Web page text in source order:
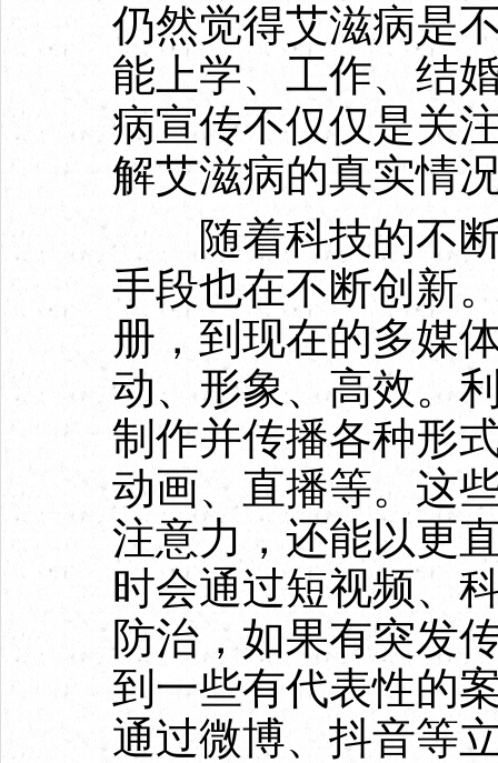
仍然觉得艾滋病是
能上学、工作、结
病宣传不仅仅是关
解艾滋病的真实情
随着科技的不断
手段也在不断创新
册，到现在的多媒
动、形象、高效。
制作并传播各种形
动画、直播等。这
注意力，还能以更
时会通过短视频、
防治，如果有突发
到一些有代表性的
通过微博、抖音等